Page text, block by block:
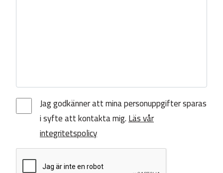
Jag godkänner att mina personuppgifter sparas
i syfte att kontakta mig.Läs vår
integritetspolicy